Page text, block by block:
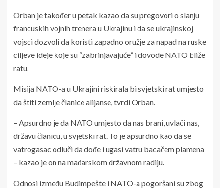
Orban je također u petak kazao da su pregovori o slanju
francuskih vojnih trenera u Ukrajinu i da se ukrajinskoj
vojsci dozvoli da koristi zapadno oružje za napad na ruske
ciljeve ideje koje su “zabrinjavajuće” i dovode NATO bliže
ratu.
Misija NATO-a u Ukrajini riskirala bi svjetski rat umjesto
da štiti zemlje članice alijanse, tvrdi Orban.
– Apsurdno je da NATO umjesto da nas brani, uvlači nas,
državu članicu, u svjetski rat. To je apsurdno kao da se
vatrogasac odluči da dođe i ugasi vatru bacačem plamena
– kazao je on na mađarskom državnom radiju.
Odnosi između Budimpešte i NATO-a pogoršani su zbog